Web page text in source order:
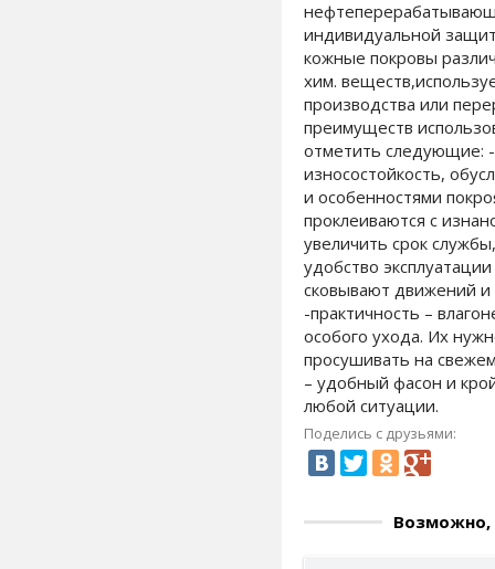
индивидуальной
кожные покровы
хим.
производства или
преимуществ
отметить следующие:
износостойкость,
и особенностями
проклеиваются с
увеличить срок
удобство
сковывают движений и
-практичность –
особого ухода. Их
просушивать на
– удобный фасон и
любой ситуации.
Поделись с друзьями:
Возможно,